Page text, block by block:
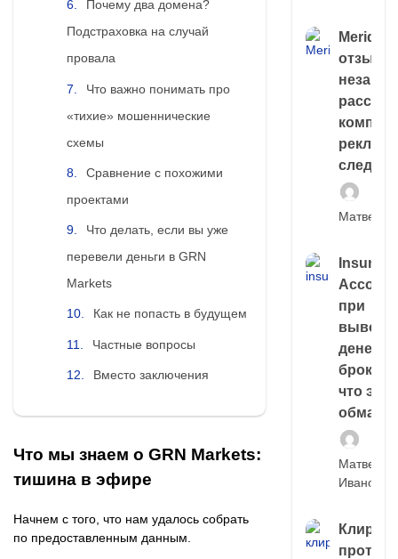
Почему два домена?
Подстраховка на случай
провала
Что важно понимать про
«тихие» мошеннические
схемы
Сравнение с похожими
проектами
Что делать, если вы уже
перевели деньги в GRN
Markets
Как не попасть в будущем
Частные вопросы
Вместо заключения
Что мы знаем о GRN Markets:
тишина в эфире
Начнем с того, что нам удалось собрать
по предоставленным данным.
следа
Матвей
Account
при
выводе
денег у
что это,
обман?
Матвей
Иванов
Клиринг